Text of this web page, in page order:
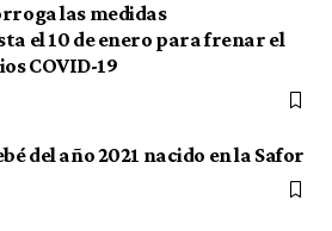
las medidas
el 10 de enero para frenar el
COVID-19
del año 2021 nacido en la Safor